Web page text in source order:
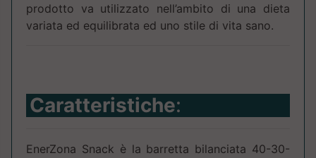
prodotto va utilizzato nell’ambito di una dieta
variata ed equilibrata ed uno stile di vita sano.
Caratteristiche:
EnerZona Snack è la barretta bilanciata 40-30-